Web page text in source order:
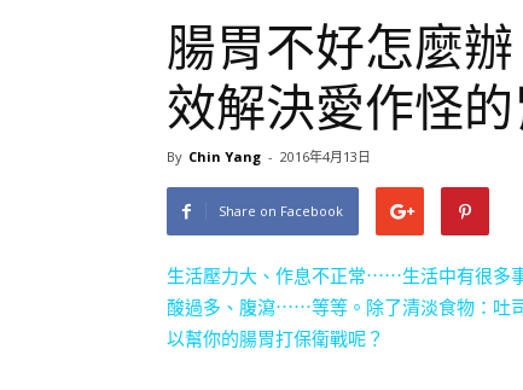
腸胃不好怎麼
效解決愛作怪的
By Chin Yang - 2016年4月13日
Share on Facebook
生活壓力大、作息不正常⋯⋯生活中有很多
酸過多、腹瀉⋯⋯等等。除了清淡食物：吐
以幫你的腸胃打保衛戰呢？